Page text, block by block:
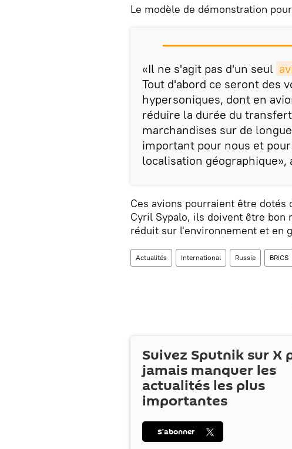
Le modèle de démonstration
«Il ne s'agit pas d'un seul
Tout d'abord ce seront des
hypersoniques, dont en
réduire la durée du
marchandises sur de
important pour nous et
localisation
Ces avions pourraient être dotés
Cyril Sypalo, ils doivent être bon
réduit sur l'environnement et en
Actualités International Russie BRICS
Suivez Sputnik surX
jamais manquer les
actualités les plus
importantes
S’abonner